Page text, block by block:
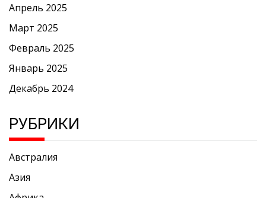
Апрель 2025
Март 2025
Февраль 2025
Январь 2025
Декабрь 2024
РУБРИКИ
Австралия
Азия